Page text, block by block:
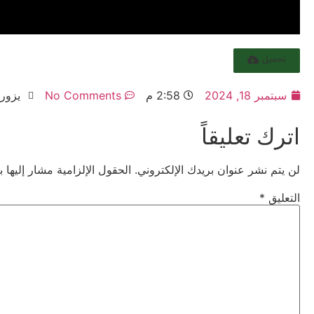
تحميل
سبتمبر 18, 2024 2:58 م No Comments يزور:
اترك تعليقاً
لن يتم نشر عنوان بريدك الإلكتروني. الحقول الإلزامية مشار إليها
التعليق *